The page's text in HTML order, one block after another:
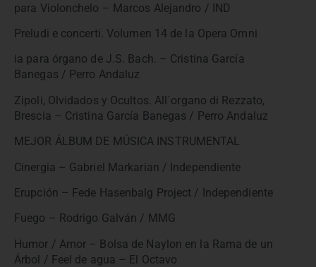
para Violonchelo – Marcos Alejandro / IND
Preludi e concerti. Volumen 14 de la Opera Omni
ia para órgano de J.S. Bach. – Cristina García
Banegas / Perro Andaluz
Zipoli, Olvidados y Ocultos. All´organo di Rezzato,
Brescia – Cristina García Banegas / Perro Andaluz
MEJOR ÁLBUM DE MÚSICA INSTRUMENTAL
Cinergia – Gabriel Markarian / Independiente
Erupción – Fede Hasenbalg Project / Independiente
Fuego – Rodrigo Galván / MMG
Humor / Amor – Bolsa de Naylon en la Rama de un
Árbol / Feel de agua – El Octavo